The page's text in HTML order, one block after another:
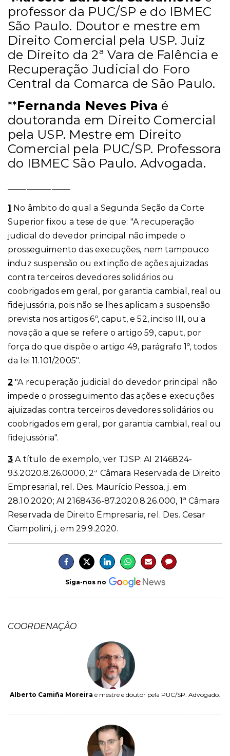
professor da PUC/SP e do IBMEC
São Paulo. Doutor e mestre em
Direito Comercial pela USP. Juiz
de Direito da 2ª Vara de Falência e
Recuperação Judicial do Foro
Central da Comarca de São Paulo.
**Fernanda Neves Piva é
doutoranda em Direito Comercial
pela USP. Mestre em Direito
Comercial pela PUC/SP. Professora
do IBMEC São Paulo. Advogada.
1 No âmbito do qual a Segunda Seção da Corte
Superior fixou a tese de que: "A recuperação
judicial do devedor principal não impede o
prosseguimento das execuções, nem tampouco
induz suspensão ou extinção de ações ajuizadas
contra terceiros devedores solidários ou
coobrigados em geral, por garantia cambial, real ou
fidejussória, pois não se lhes aplicam a suspensão
prevista nos artigos 6º, caput, e 52, inciso III, ou a
novação a que se refere o artigo 59, caput, por
força do que dispõe o artigo 49, parágrafo 1º, todos
da lei 11.101/2005".
2 "A recuperação judicial do devedor principal não
impede o prosseguimento das ações e execuções
ajuizadas contra terceiros devedores solidários ou
coobrigados em geral, por garantia cambial, real ou
fidejussória".
3 A título de exemplo, ver TJSP: AI 2146824-
93.2020.8.26.0000, 2ª Câmara Reservada de Direito
Empresarial, rel. Des. Maurício Pessoa, j. em
28.10.2020; AI 2168436-87.2020.8.26.000, 1ª Câmara
Reservada de Direito Empresaria, rel. Des. Cesar
Ciampolini, j. em 29.9.2020.
Siga-nos no
COORDENAÇÃO
Alberto Camiña Moreira é mestre e doutor pela PUC/SP. Advogado.